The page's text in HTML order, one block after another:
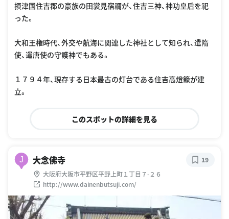
摂津国住吉郡の豪族の田裳見宿禰が、住吉三神、神功皇后を祀
った。
大和王権時代、外交や航海に関連した神社として知られ、遣隋
使、遣唐使の守護神でもある。
１７９４年、現存する日本最古の灯台である住吉高燈籠が建
立。
このスポットの詳細を見る
J 大念佛寺
大阪府大阪市平野区平野上町１丁目７-２６
http://www.dainenbutsuji.com/
19